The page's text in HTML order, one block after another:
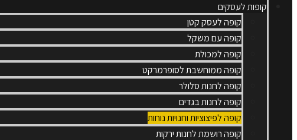
קופות לעסקים
קופה לעסק קטן
קופה עם משקל
קופה למכולת
קופה ממוחשבת לסופרמרקט
קופה לחנות סלולר
קופה לחנות בגדים
קופה לפיצוציות וחנויות נוחות
קופה רושמת לחנות ירקות